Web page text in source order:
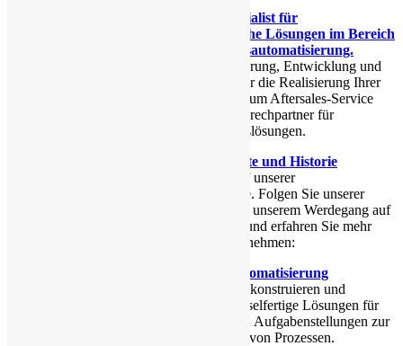
MuK - Ihr Spezialist für
kundenspezifische Lösungen im Bereich
der Produktionsautomatisierung.
Von der Projektierung, Entwicklung und
Konstruktion über die Realisierung Ihrer
Projekte bis hin zum Aftersales-Service
sind wir Ihr Ansprechpartner für
Automatisierungslösungen.
Firmengeschichte und Historie
Wir sind stolz auf unserer
Firmengeschichte. Folgen Sie unserer
Entwicklung und unserem Werdegang auf
einem Zeitstrahl und erfahren Sie mehr
über unser Unternehmen:
Individuelle Automatisierung
Wir projektieren, konstruieren und
realisieren schlüsselfertige Lösungen für
Ihre individuellen Aufgabenstellungen zur
Automatisierung von Prozessen.